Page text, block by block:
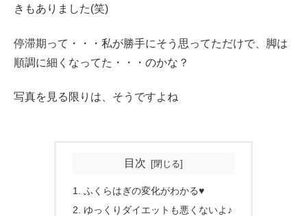
きもありました(笑)
停滞期って・・・私が勝手にそう思ってただけで、脚は
順調に細くなってた・・・のかな？
写真を見る限りは、そうですよね
目次
ふくらはぎの変化がわかる♥
ゆっくりダイエットも悪くないよ♪